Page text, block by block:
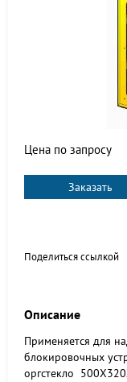
Цена по запросу
Заказать
Поделиться ссылкой
Описание
Применяется для
блокировочных
оргстекло